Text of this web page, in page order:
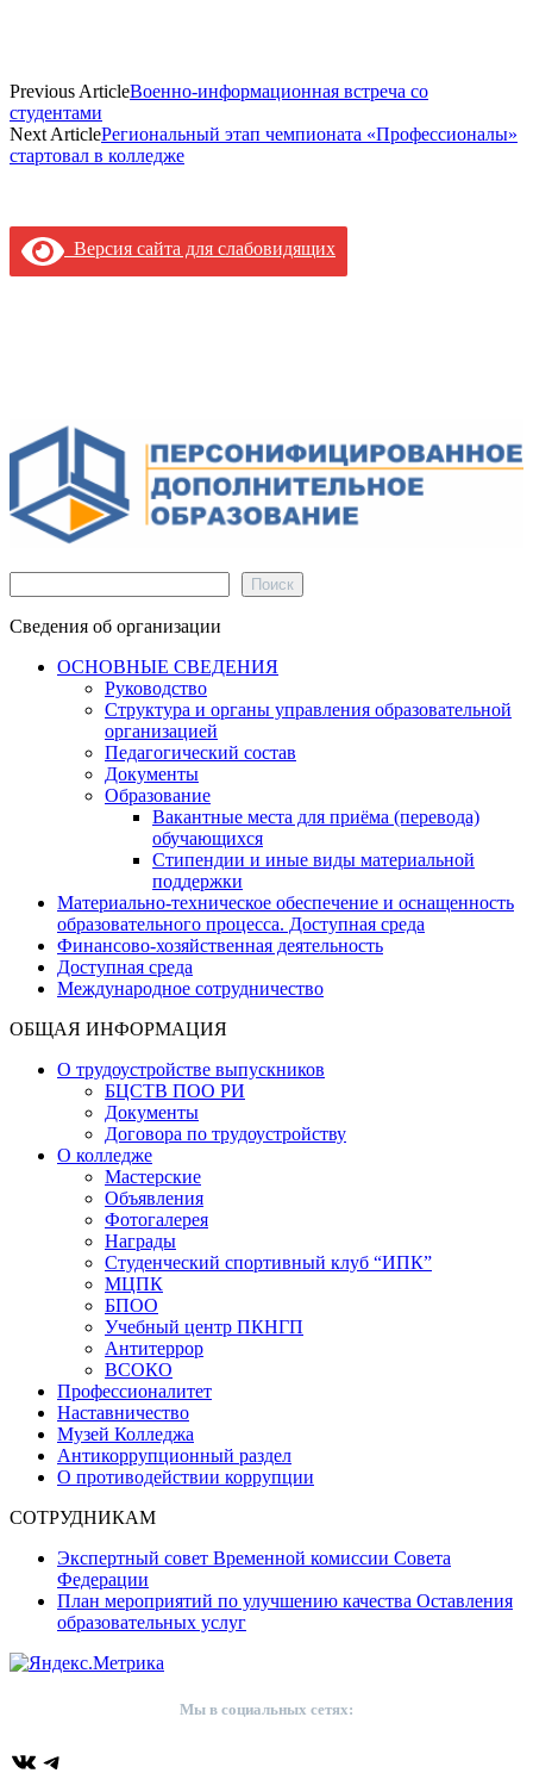
Previous ArticleВоенно-информационная встреча со
студентами
Next ArticleРегиональный этап чемпионата «Профессионалы»
стартовал в колледже
Версия сайта для слабовидящих
Поиск
Сведения об организации
ОСНОВНЫЕ СВЕДЕНИЯ
Руководство
Структура и органы управления образовательной
организацией
Педагогический состав
Документы
Образование
Вакантные места для приёма (перевода)
обучающихся
Стипендии и иные виды материальной
поддержки
Материально-техническое обеспечение и оснащенность
образовательного процесса. Доступная среда
Финансово-хозяйственная деятельность
Доступная среда
Международное сотрудничество
ОБЩАЯ ИНФОРМАЦИЯ
О трудоустройстве выпускников
БЦСТВ ПОО РИ
Документы
Договора по трудоустройству
О колледже
Мастерские
Объявления
Фотогалерея
Награды
Студенческий спортивный клуб “ИПК”
МЦПК
БПОО
Учебный центр ПКНГП
Антитеррор
ВСОКО
Профессионалитет
Наставничество
Музей Колледжа
Антикоррупционный раздел
О противодействии коррупции
СОТРУДНИКАМ
Экспертный совет Временной комиссии Совета
Федерации
План мероприятий по улучшению качества Оставления
образовательных услуг
Мы в социальных сетях:
ВКонтакте
Telegram